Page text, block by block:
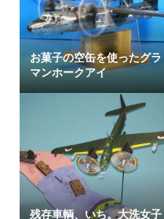
お菓子の空缶を使ったグラ
マンホークアイ
残存車輌、いち。大洗女子